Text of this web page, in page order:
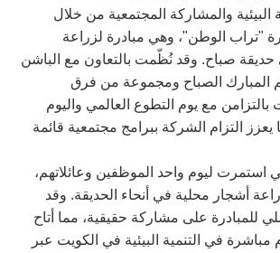
البيئية والمشاركة المجتمعية من خلال
"تراب الوطن"، وهي مبادرة لزراعة
حديقة صباح. وقد نُظّمت بالتعاون مع الباشن
المبارك الصباح ومجموعة من فرق
مع يوم التطوع العالمي واليوم
يعزز التزام الشركة ببرامج مجتمعية قائمة
استمرت ليوم واحد الموظفين وعائلاتهم،
أشجار محلية في أنحاء الحديقة. وقد
للمبادرة على مشاركة حقيقية، مما أتاح
مباشرة في التنمية البيئية في الكويت عبر